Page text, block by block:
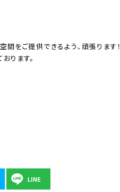
をご提供できるよう、頑張ります！
ります。
LINE